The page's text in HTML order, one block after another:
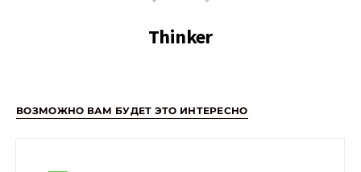
Thinker
ВОЗМОЖНО ВАМ БУДЕТ ЭТО ИНТЕРЕСНО